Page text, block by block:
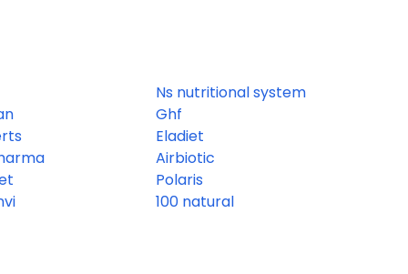
Ns nutritional system
Ghf
Eladiet
Airbiotic
Polaris
100 natural